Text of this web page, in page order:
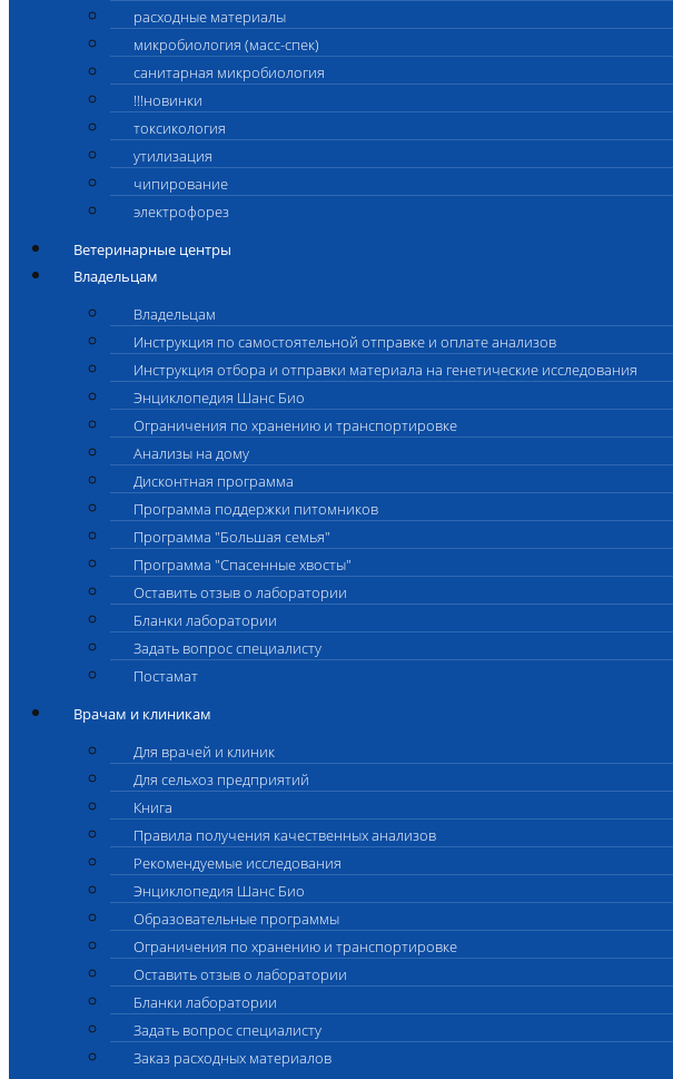
расходные материалы
микробиология (масс-спек)
санитарная микробиология
!!!новинки
токсикология
утилизация
чипирование
электрофорез
Ветеринарные центры
Владельцам
Владельцам
Инструкция по самостоятельной отправке и оплате анализов
Инструкция отбора и отправки материала на генетические исследования
Энциклопедия Шанс Био
Ограничения по хранению и транспортировке
Анализы на дому
Дисконтная программа
Программа поддержки питомников
Программа "Большая семья"
Программа "Спасенные хвосты"
Оставить отзыв о лаборатории
Бланки лаборатории
Задать вопрос специалисту
Постамат
Врачам и клиникам
Для врачей и клиник
Для сельхоз предприятий
Книга
Правила получения качественных анализов
Рекомендуемые исследования
Энциклопедия Шанс Био
Образовательные программы
Ограничения по хранению и транспортировке
Оставить отзыв о лаборатории
Бланки лаборатории
Задать вопрос специалисту
Заказ расходных материалов